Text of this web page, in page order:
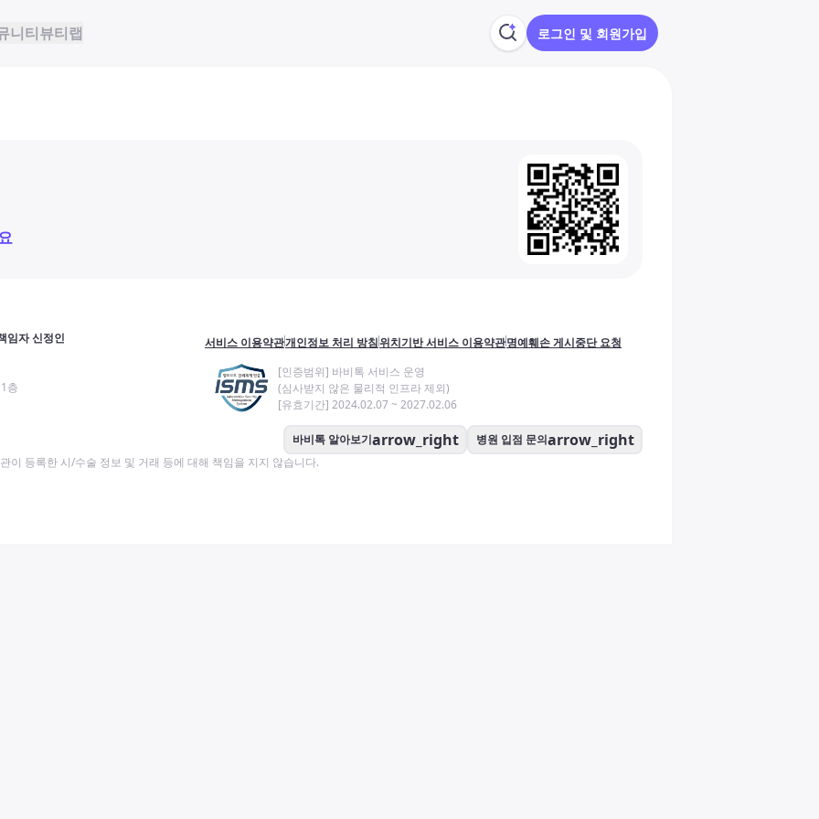
니티뷰티랩 로그인 및 회원가입
임자 신정인
층
서비스 이용약관개인정보 처리 방침위치기반 서비스 이용약관명예훼손 게시중단 요청
[인증범위] 바비톡 서비스 운영
(심사받지 않은 물리적 인프라 제외)
[유효기간] 2024.02.07 ~ 2027.02.06
바비톡 알아보기arrow_right 병원 입점 문의arrow_right
이 등록한 시/수술 정보 및 거래 등에 대해 책임을 지지 않습니다.